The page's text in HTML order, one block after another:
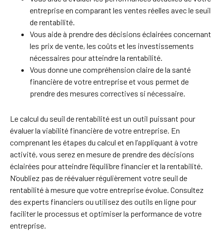
entreprise en comparant les ventes réelles avec le seuil
de rentabilité.
Vous aide à prendre des décisions éclairées concernant
les prix de vente, les coûts et les investissements
nécessaires pour atteindre la rentabilité.
Vous donne une compréhension claire de la santé
financière de votre entreprise et vous permet de
prendre des mesures correctives si nécessaire.
Le calcul du seuil de rentabilité est un outil puissant pour
évaluer la viabilité financière de votre entreprise. En
comprenant les étapes du calcul et en l’appliquant à votre
activité, vous serez en mesure de prendre des décisions
éclairées pour atteindre l’équilibre financier et la rentabilité.
N’oubliez pas de réévaluer régulièrement votre seuil de
rentabilité à mesure que votre entreprise évolue. Consultez
des experts financiers ou utilisez des outils en ligne pour
faciliter le processus et optimiser la performance de votre
entreprise.